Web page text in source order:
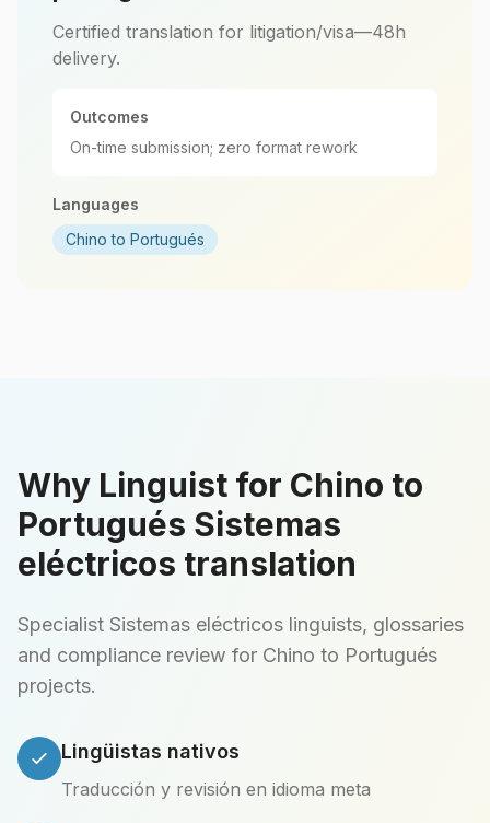
Certified translation for litigation/visa—48h
delivery.
Outcomes
On-time submission; zero format rework
Languages
Chino to Portugués
Why Linguist for Chino to
Portugués Sistemas
eléctricos translation
Specialist Sistemas eléctricos linguists, glossaries
and compliance review for Chino to Portugués
projects.
Lingüistas nativos
Traducción y revisión en idioma meta